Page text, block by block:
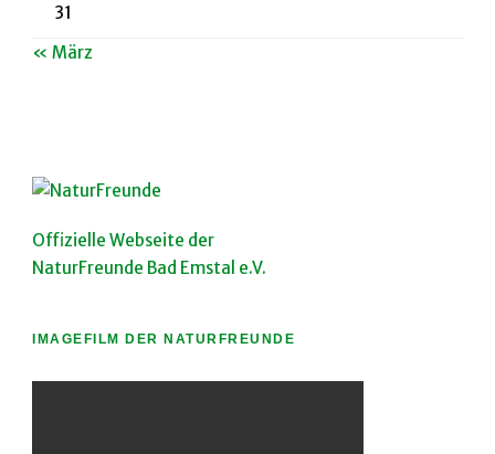
31
« März
Offizielle Webseite der
NaturFreunde Bad Emstal e.V.
IMAGEFILM DER NATURFREUNDE